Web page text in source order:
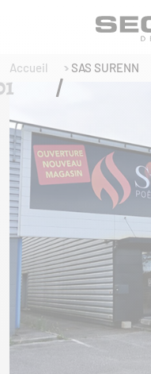
Accueil SAS SURENN